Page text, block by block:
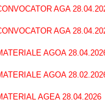
AGA
AGA
AGOA
AGOA
AGEA 28.04.2026